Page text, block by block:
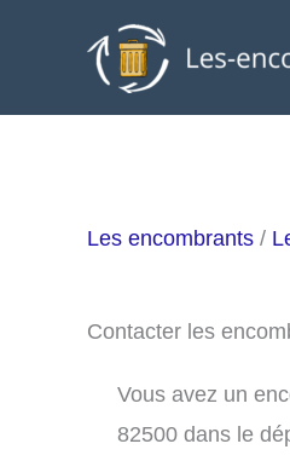
Les encombrants /
Contacter les
Vous avez un
82500 dans le